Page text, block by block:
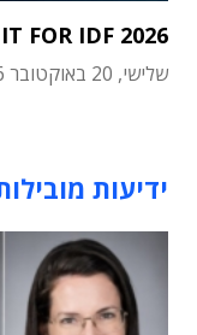
IT FOR IDF 2026
שלישי, 20 באוקטובר 2026
ידיעות